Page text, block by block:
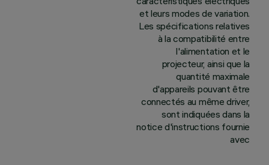
et leurs modes de variation.
Les spécifications relatives
à la compatibilité entre
l'alimentation et le
projecteur, ainsi que la
quantité maximale
d'appareils pouvant être
connectés au même driver,
sont indiquées dans la
notice d'instructions fournie
avec